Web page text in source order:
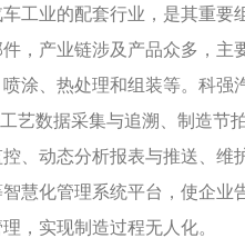
工业的配套行业，是其重要
，产业链涉及产品众多，主
涂、热处理和组装等。科强
艺数据采集与追溯、制造节
、动态分析报表与推送、维
慧化管理系统平台，使企业
，实现制造过程无人化。